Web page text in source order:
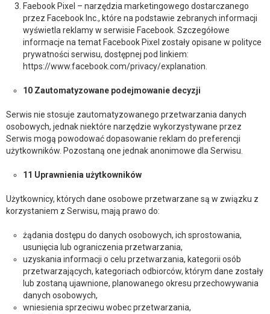
Faebook Pixel – narzędzia marketingowego dostarczanego
przez Facebook Inc., które na podstawie zebranych informacji
wyświetla reklamy w serwisie Facebook. Szczegółowe
informacje na temat Facebook Pixel zostały opisane w polityce
prywatności serwisu, dostępnej pod linkiem:
https://www.facebook.com/privacy/explanation.
10 Zautomatyzowane podejmowanie decyzji
Serwis nie stosuje zautomatyzowanego przetwarzania danych
osobowych, jednak niektóre narzędzie wykorzystywane przez
Serwis mogą powodować dopasowanie reklam do preferencji
użytkowników. Pozostaną one jednak anonimowe dla Serwisu.
11 Uprawnienia użytkowników
Użytkownicy, których dane osobowe przetwarzane są w związku z
korzystaniem z Serwisu, mają prawo do:
żądania dostępu do danych osobowych, ich sprostowania,
usunięcia lub ograniczenia przetwarzania,
uzyskania informacji o celu przetwarzania, kategorii osób
przetwarzających, kategoriach odbiorców, którym dane zostały
lub zostaną ujawnione, planowanego okresu przechowywania
danych osobowych,
wniesienia sprzeciwu wobec przetwarzania,